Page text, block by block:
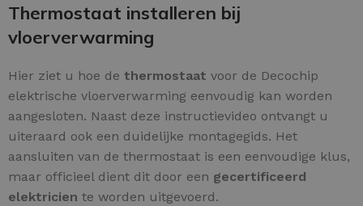
Thermostaat installeren bij
vloerverwarming
Hier ziet u hoe de thermostaat voor de Decochip
elektrische vloerverwarming eenvoudig kan worden
aangesloten. Naast deze instructievideo ontvangt u
uiteraard ook een duidelijke montagegids. Het
aansluiten van de thermostaat is een eenvoudige klus,
maar officieel dient dit door een gecertificeerd
elektricien te worden uitgevoerd.